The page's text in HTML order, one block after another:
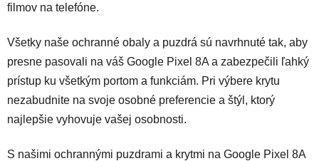
filmov na telefóne.
Všetky naše ochranné obaly a puzdrá sú navrhnuté tak, aby
presne pasovali na váš Google Pixel 8A a zabezpečili ľahký
prístup ku všetkým portom a funkciám. Pri výbere krytu
nezabudnite na svoje osobné preferencie a štýl, ktorý
najlepšie vyhovuje vašej osobnosti.
S našimi ochrannými puzdrami a krytmi na Google Pixel 8A